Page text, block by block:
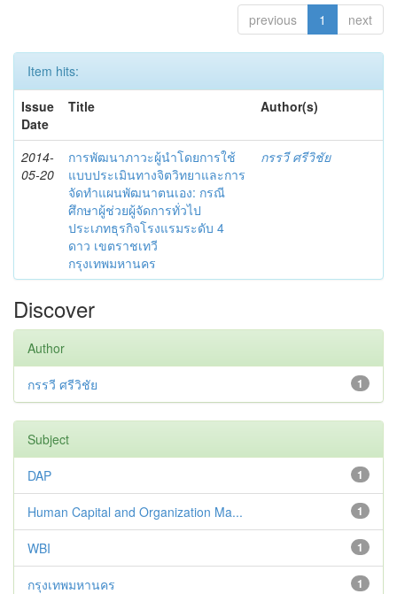
previous 1 next
Item hits:
Issue
Date
Title Author(s)
2014-
05-20
การพัฒนาภาวะผู้นำโดยการใช้
แบบประเมินทางจิตวิทยาและการ
จัดทำแผนพัฒนาตนเอง: กรณี
ศึกษาผู้ช่วยผู้จัดการทั่วไป
ประเภทธุรกิจโรงแรมระดับ 4
ดาว เขตราชเทวี
กรุงเทพมหานคร
กรรวี ศรีวิชัย
Discover
Author
1
กรรวี ศรีวิชัย
Subject
1
DAP
1
Human Capital and Organization Ma...
1
WBI
1
กรุงเทพมหานคร